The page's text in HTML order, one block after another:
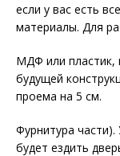
если у вас есть все
материалы. Для
МДФ или пластик,
будущей
проема на 5 см.
Фурнитура
будет ездить